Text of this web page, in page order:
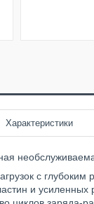
Характеристики
с
и